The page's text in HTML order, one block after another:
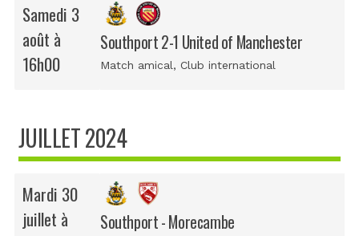
Samedi 3
août à
16h00
Southport 2-1 United of Manchester
Match amical, Club international
JUILLET 2024
Mardi 30
juillet à
Southport - Morecambe